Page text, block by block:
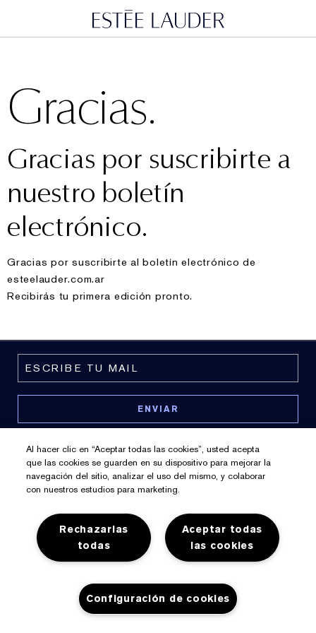
Gracias.
Gracias por suscribirte a
nuestro boletín
electrónico.
Gracias por suscribirte al boletín electrónico de
esteelauder.com.ar
Recibirás tu primera edición pronto.
Política De Privacidad
Preferencias De Cookies
Términos y Condiciones
© Estee Lauder, Inc. Derechos Reservados
Al hacer clic en “Aceptar todas las cookies”, usted acepta
que las cookies se guarden en su dispositivo para mejorar la
navegación del sitio, analizar el uso del mismo, y colaborar
con nuestros estudios para marketing.
Aceptar todas
las cookies
Rechazarlas
todas
Configuración de cookies